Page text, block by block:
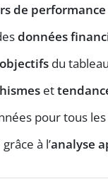
de performance
données
objectifs du
et
pour tous
à l’analyse